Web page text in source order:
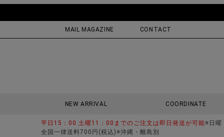
MAIL MAGAZINE CONTACT
NEW ARRIVAL COORDINATE
平日15：00 土曜11：00までのご注文は即日発送が可能※日曜
全国一律送料700円(税込)※沖縄・離島別